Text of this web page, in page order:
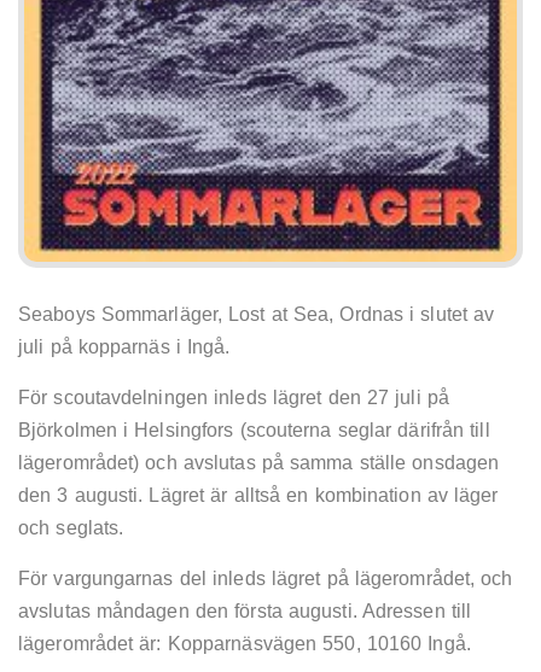
Seaboys Sommarläger, Lost at Sea, Ordnas i slutet av
juli på kopparnäs i Ingå.
För scoutavdelningen inleds lägret den 27 juli på
Björkolmen i Helsingfors (scouterna seglar därifrån till
lägerområdet) och avslutas på samma ställe onsdagen
den 3 augusti. Lägret är alltså en kombination av läger
och seglats.
För vargungarnas del inleds lägret på lägerområdet, och
avslutas måndagen den första augusti. Adressen till
lägerområdet är: Kopparnäsvägen 550, 10160 Ingå.